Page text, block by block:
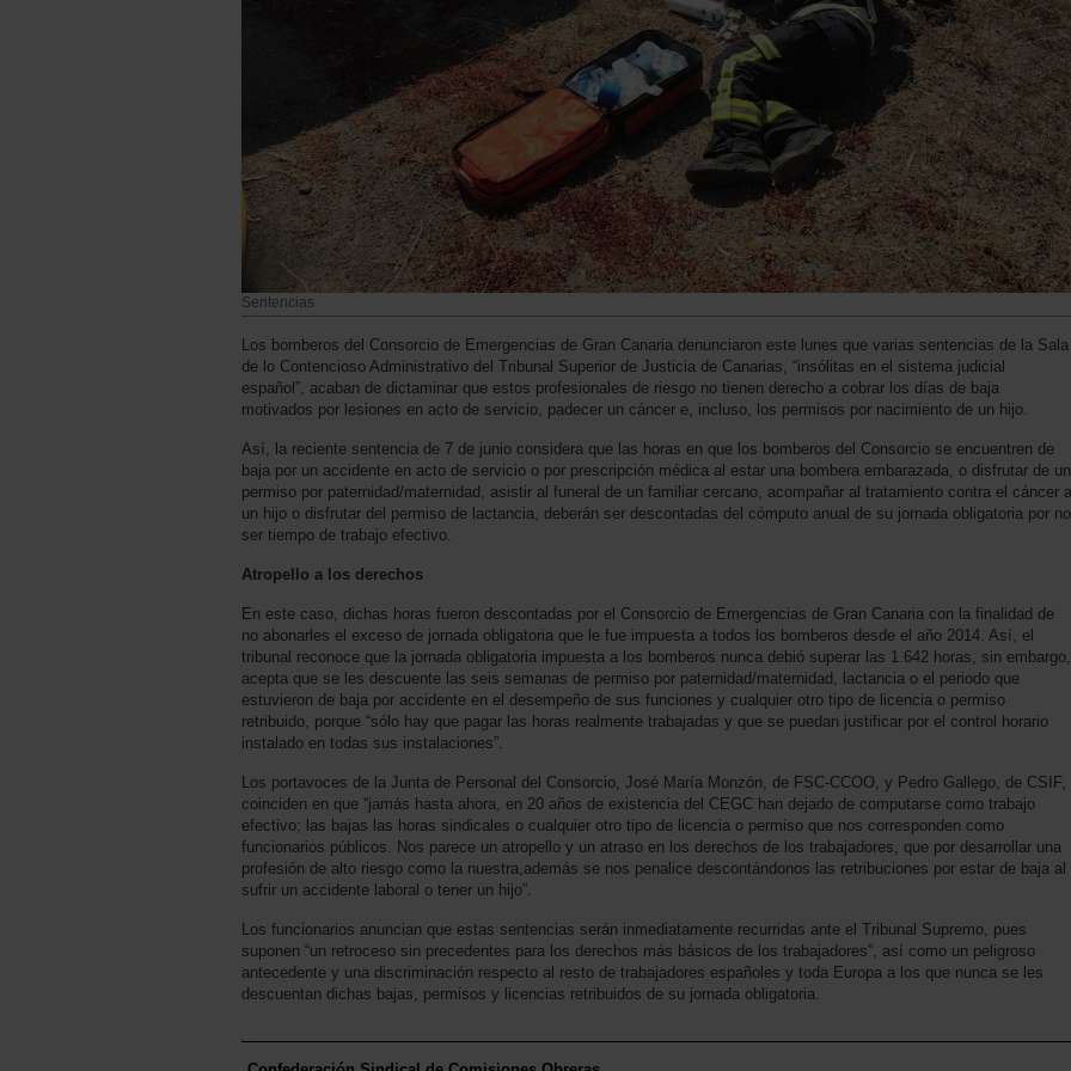
Sentencias
Los bomberos del Consorcio de Emergencias de Gran Canaria denunciaron este lunes que varias sentencias de la Sala
de lo Contencioso Administrativo del Tribunal Superior de Justicia de Canarias, “insólitas en el sistema judicial
español”, acaban de dictaminar que estos profesionales de riesgo no tienen derecho a cobrar los días de baja
motivados por lesiones en acto de servicio, padecer un cáncer e, incluso, los permisos por nacimiento de un hijo.
Así, la reciente sentencia de 7 de junio considera que las horas en que los bomberos del Consorcio se encuentren de
baja por un accidente en acto de servicio o por prescripción médica al estar una bombera embarazada, o disfrutar de un
permiso por paternidad/maternidad, asistir al funeral de un familiar cercano, acompañar al tratamiento contra el cáncer a
un hijo o disfrutar del permiso de lactancia, deberán ser descontadas del cómputo anual de su jornada obligatoria por no
ser tiempo de trabajo efectivo.
Atropello a los derechos
En este caso, dichas horas fueron descontadas por el Consorcio de Emergencias de Gran Canaria con la finalidad de
no abonarles el exceso de jornada obligatoria que le fue impuesta a todos los bomberos desde el año 2014. Así, el
tribunal reconoce que la jornada obligatoria impuesta a los bomberos nunca debió superar las 1.642 horas, sin embargo,
acepta que se les descuente las seis semanas de permiso por paternidad/maternidad, lactancia o el periodo que
estuvieron de baja por accidente en el desempeño de sus funciones y cualquier otro tipo de licencia o permiso
retribuido, porque “sólo hay que pagar las horas realmente trabajadas y que se puedan justificar por el control horario
instalado en todas sus instalaciones”.
Los portavoces de la Junta de Personal del Consorcio, José María Monzón, de FSC-CCOO, y Pedro Gallego, de CSIF,
coinciden en que “jamás hasta ahora, en 20 años de existencia del CEGC han dejado de computarse como trabajo
efectivo; las bajas las horas sindicales o cualquier otro tipo de licencia o permiso que nos corresponden como
funcionarios públicos. Nos parece un atropello y un atraso en los derechos de los trabajadores, que por desarrollar una
profesión de alto riesgo como la nuestra,además se nos penalice descontándonos las retribuciones por estar de baja al
sufrir un accidente laboral o tener un hijo”.
Los funcionarios anuncian que estas sentencias serán inmediatamente recurridas ante el Tribunal Supremo, pues
suponen “un retroceso sin precedentes para los derechos más básicos de los trabajadores”, así como un peligroso
antecedente y una discriminación respecto al resto de trabajadores españoles y toda Europa a los que nunca se les
descuentan dichas bajas, permisos y licencias retribuidos de su jornada obligatoria.